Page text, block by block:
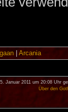
| Arcania
Januar 2011 um 20:08 Uhr
Über den